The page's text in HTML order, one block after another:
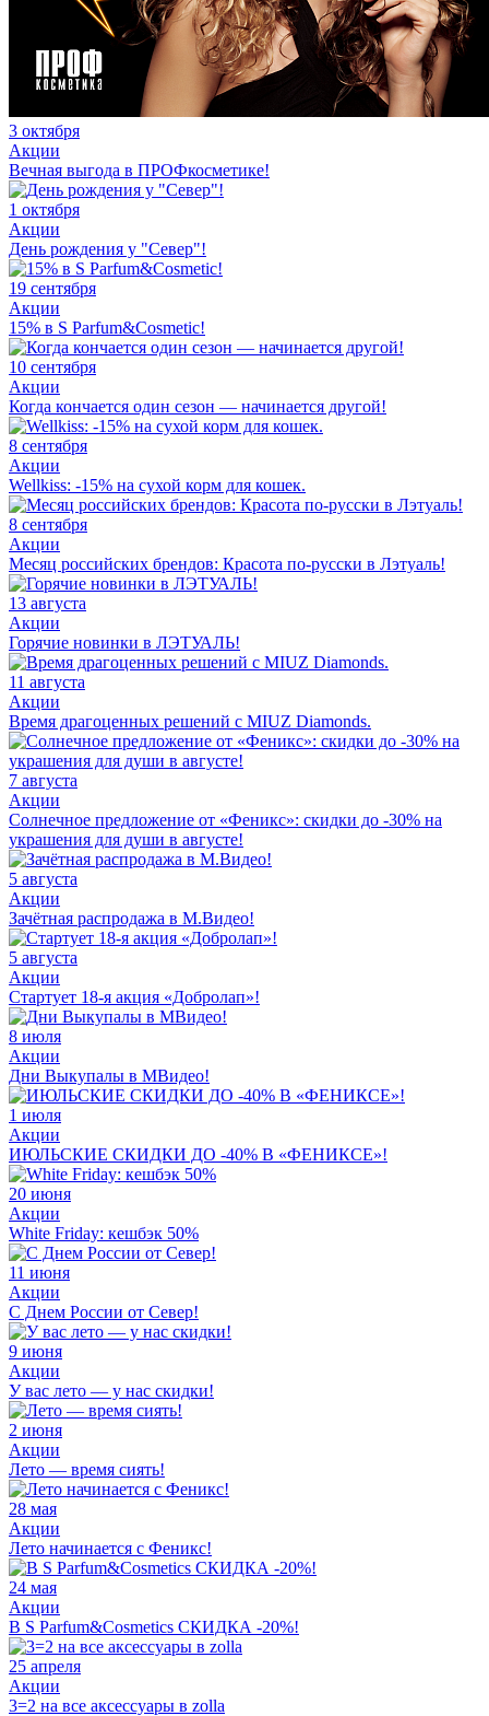
3 октября
Акции
Вечная выгода в ПРОФкосметике!
1 октября
Акции
День рождения у "Север"!
19 сентября
Акции
15% в S Parfum&Cosmetic!
10 сентября
Акции
Когда кончается один сезон — начинается другой!
8 сентября
Акции
Wellkiss: -15% на сухой корм для кошек.
8 сентября
Акции
Месяц российских брендов: Красота по-русски в Лэтуаль!
13 августа
Акции
Горячие новинки в ЛЭТУАЛЬ!
11 августа
Акции
Время драгоценных решений с MIUZ Diamonds.
7 августа
Акции
Солнечное предложение от «Феникс»: скидки до -30% на
украшения для души в августе!
5 августа
Акции
Зачётная распродажа в М.Видео!
5 августа
Акции
Стартует 18-я акция «Добролап»!
8 июля
Акции
Дни Выкупалы в МВидео!
1 июля
Акции
ИЮЛЬСКИЕ СКИДКИ ДО -40% В «ФЕНИКСЕ»!
20 июня
Акции
White Friday: кешбэк 50%
11 июня
Акции
С Днем России от Север!
9 июня
Акции
У вас лето — у нас скидки!
2 июня
Акции
Лето — время сиять!
28 мая
Акции
Лето начинается с Феникс!
24 мая
Акции
В S Parfum&Cosmetics СКИДКА -20%!
25 апреля
Акции
3=2 на все аксессуары в zolla